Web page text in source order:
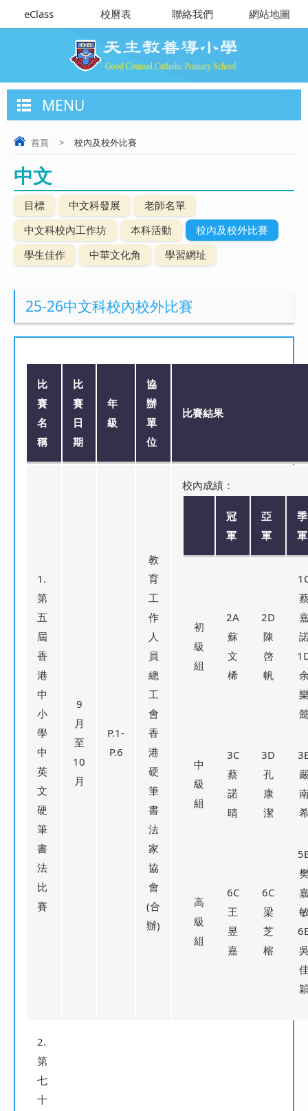
eClass 校曆表 聯絡我們 網站地圖
MENU
首頁 > 校內及校外比賽
中文
目標 中文科發展
老師名單
中文科校內工作坊
本科活動
校內及校外比賽
學生佳作
中華文化角 學習網址
25-26中文科校內校外比賽
比
賽
名
稱
比
賽
日
期
年
級
協
辦
單
位
比賽結果
1.
第
五
屆
香
港
中
小
學
中
英
文
硬
筆
書
法
比
賽
9
月
至
10
月
P.1-
P.6
教
育
工
作
人
員
總
工
會
香
港
硬
筆
書
法
家
協
會
(合
辦)
校內成績：
冠
軍
亞
軍
季
軍
初
級
組
2A
蘇
文
桸
2D
陳
啓
帆
中
級
組
3C
蔡
諾
晴
3D
孔
康
潔
高
級
組
6C
王
昱
嘉
6C
梁
芝
榕
2.
第
七
十